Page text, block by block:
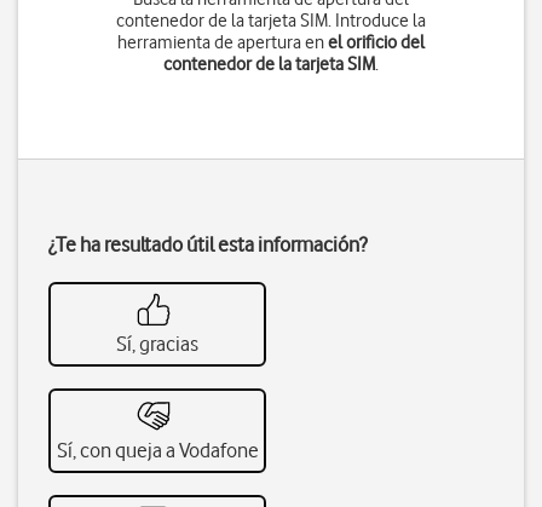
contenedor de la tarjeta SIM. Introduce la
herramienta de apertura enel orificio del
contenedor de la tarjeta SIM.
¿Te ha resultado útil esta información?
Sí, gracias
Sí, con queja a Vodafone